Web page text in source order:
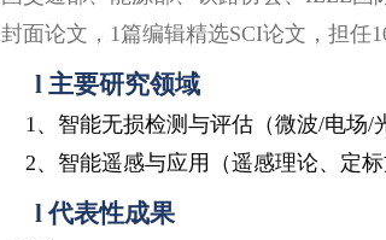
封面论文， 1篇编辑精选SCI论文，担任
l 主要研究领域
1、智能无损检测与评估（微波/电场/
2、智能遥感与应用（遥感理论、定标
l代表性成果